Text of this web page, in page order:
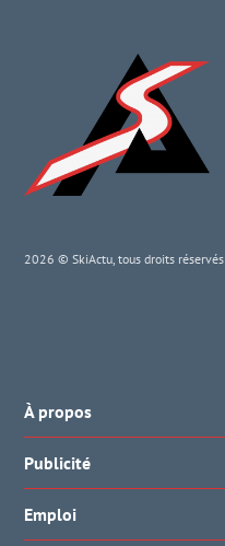
2026 © SkiActu, tous droits réservés
À propos
Publicité
Emploi